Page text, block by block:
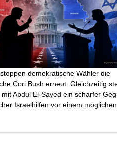
demokratische Wähler die
Cori Bush erneut. Gleichzeitig
mit Abdul El-Sayed ein scharfer
Israelhilfen vor einem möglichen